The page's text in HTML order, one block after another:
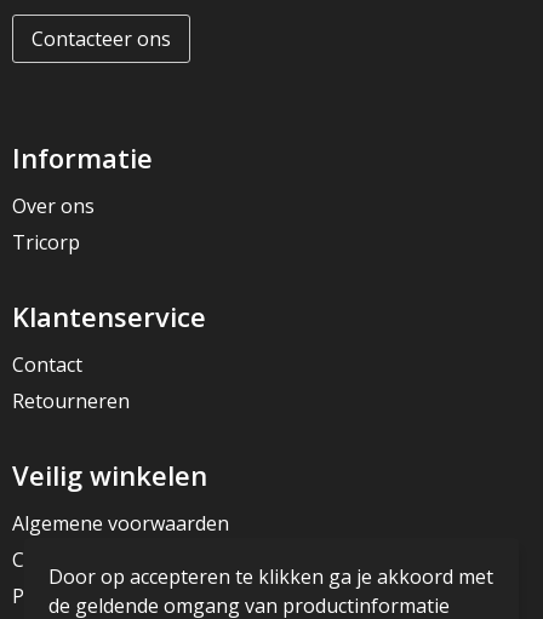
Contacteer ons
Informatie
Over ons
Tricorp
Klantenservice
Contact
Retourneren
Veilig winkelen
Algemene voorwaarden
Cookieverklaring
Privacyverklaring
Door op accepteren te klikken ga je akkoord met
de geldende omgang van productinformatie